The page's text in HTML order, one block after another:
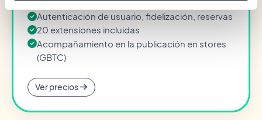
Billing)
Autenticación de usuario, fidelización, reservas
20 extensiones incluidas
Acompañamiento en la publicación en stores
(GBTC)
Ver precios